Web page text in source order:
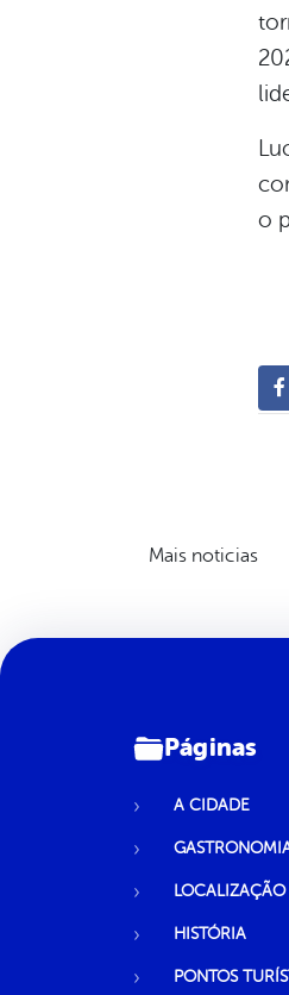
o
Mais noticias
Páginas
A CIDADE
LOCALIZAÇÃO
HISTÓRIA
PONTOS